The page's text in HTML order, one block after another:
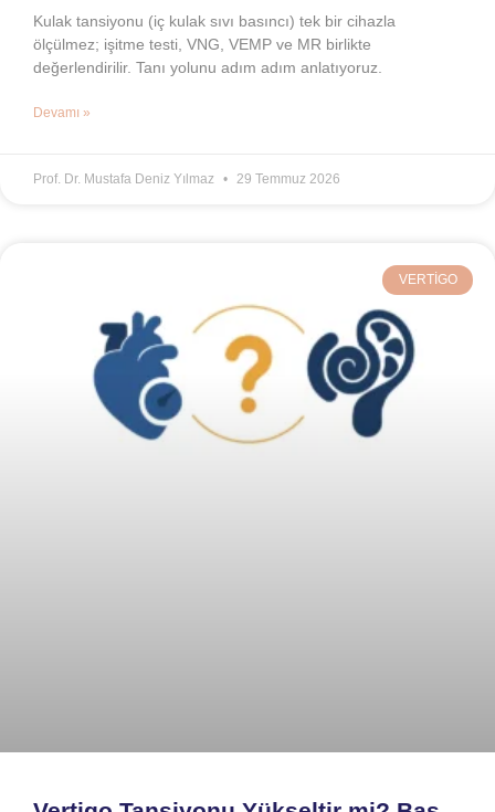
Kulak tansiyonu (iç kulak sıvı basıncı) tek bir cihazla
ölçülmez; işitme testi, VNG, VEMP ve MR birlikte
değerlendirilir. Tanı yolunu adım adım anlatıyoruz.
Devamı »
Prof. Dr. Mustafa Deniz Yılmaz 29 Temmuz 2026
VERTIGO